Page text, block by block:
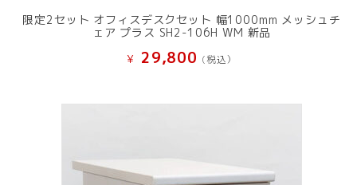
限定2セット オフィスデスクセット 幅1000mm メッシュチ
ェア プラス SH2-106H WM 新品
¥ 29,800 (税込）